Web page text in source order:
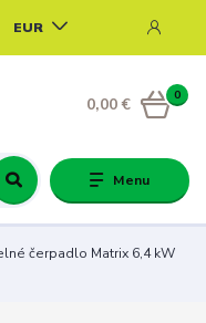
Menu
EUR
0
0,00 €
čerpadlo Matrix 6,4 kW